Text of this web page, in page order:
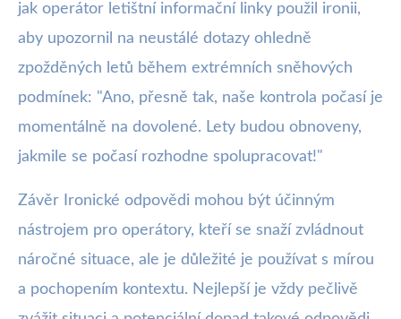
jak operátor letištní informační linky použil ironii,
aby upozornil na neustálé dotazy ohledně
zpožděných letů během extrémních sněhových
podmínek: "Ano, přesně tak, naše kontrola počasí je
momentálně na dovolené. Lety budou obnoveny,
jakmile se počasí rozhodne spolupracovat!"
Závěr Ironické odpovědi mohou být účinným
nástrojem pro operátory, kteří se snaží zvládnout
náročné situace, ale je důležité je používat s mírou
a pochopením kontextu. Nejlepší je vždy pečlivě